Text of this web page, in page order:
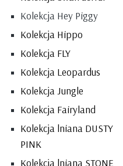
Kolekcja Hey Piggy
Kolekcja Hippo
Kolekcja FLY
Kolekcja Leopardus
Kolekcja Jungle
Kolekcja Fairyland
Kolekcja lniana DUSTY
PINK
Kolekcja lniana STONE